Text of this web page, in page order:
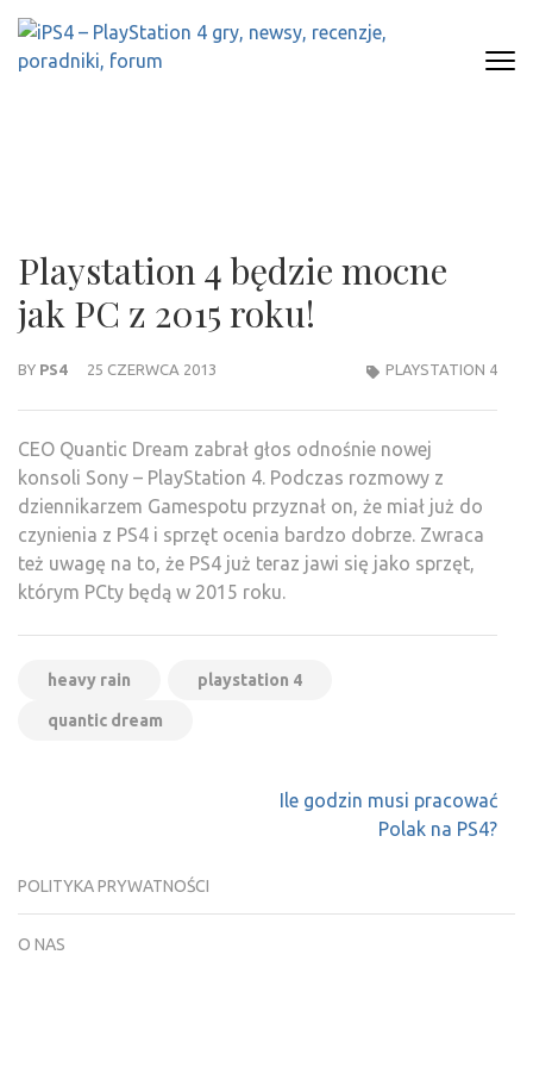
Skip
content
Playstation 4 będzie mocne
jak PC z 2015 roku!
BY PS4 25 CZERWCA 2013 PLAYSTATION 4
CEO Quantic Dream zabrał głos odnośnie nowej
konsoli Sony – PlayStation 4. Podczas rozmowy z
dziennikarzem Gamespotu przyznał on, że miał już do
czynienia z PS4 i sprzęt ocenia bardzo dobrze. Zwraca
też uwagę na to, że PS4 już teraz jawi się jako sprzęt,
którym PCty będą w 2015 roku.
heavy rain playstation 4
quantic dream
Ile godzin musi pracować
Polak na PS4?
POLITYKA PRYWATNOŚCI
O NAS